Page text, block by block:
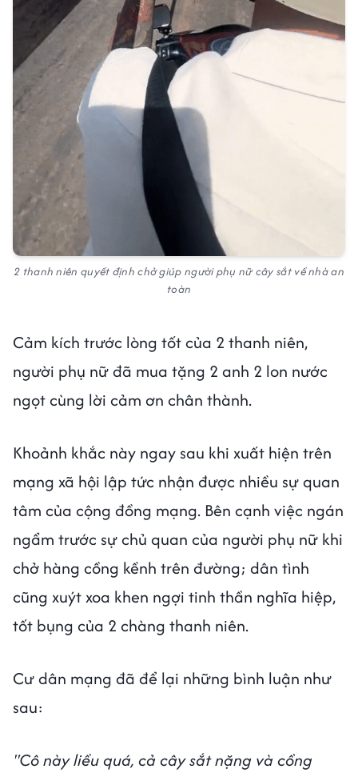
2 thanh niên quyết định chở giúp người phụ nữ cây sắt về nhà an
toàn
Cảm kích trước lòng tốt của 2 thanh niên,
người phụ nữ đã mua tặng 2 anh 2 lon nước
ngọt cùng lời cảm ơn chân thành.
Khoảnh khắc này ngay sau khi xuất hiện trên
mạng xã hội lập tức nhận được nhiều sự quan
tâm của cộng đồng mạng. Bên cạnh việc ngán
ngẩm trước sự chủ quan của người phụ nữ khi
chở hàng cồng kềnh trên đường; dân tình
cũng xuýt xoa khen ngợi tinh thần nghĩa hiệp,
tốt bụng của 2 chàng thanh niên.
Cư dân mạng đã để lại những bình luận như
sau:
"Cô này liều quá, cả cây sắt nặng và cồng